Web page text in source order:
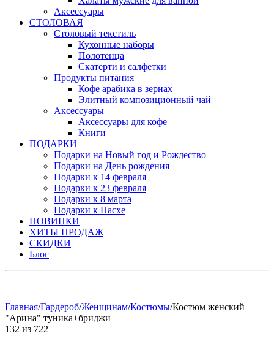
Аксессуары
СТОЛОВАЯ
Столовый текстиль
Кухонные наборы
Полотенца
Скатерти и салфетки
Продукты питания
Кофе арабика в зернах
Элитный композиционный чай
Аксессуары
Аксессуары для кофе
Книги
ПОДАРКИ
Подарки на Новый год и Рождество
Подарки на День рождения
Подарки к 14 февраля
Подарки к 23 февраля
Подарки к 8 марта
Подарки к Пасхе
НОВИНКИ
ХИТЫ ПРОДАЖ
СКИДКИ
Блог
Главная/Гардероб/Женщинам/Костюмы/Костюм женский
"Арина" туника+бриджи
132 из 722